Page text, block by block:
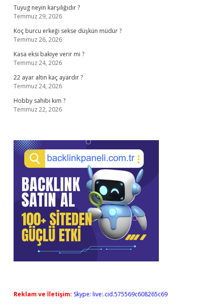
Tuyug neyin karşılığıdır ?
Temmuz 29, 2026
Koç burcu erkeği sekse düşkün müdür ?
Temmuz 26, 2026
Kasa eksi bakiye verir mi ?
Temmuz 24, 2026
22 ayar altın kaç ayardır ?
Temmuz 24, 2026
Hobby sahibi kim ?
Temmuz 22, 2026
Reklam ve İletişim: Skype: live:.cid.575569c608265c69